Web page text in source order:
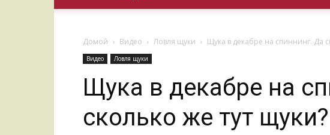
Домой Видео Ловля щуки Щука в декабре на спиннинг. Да
Видео Ловля щуки
Щука в декабре на
сколько же тут